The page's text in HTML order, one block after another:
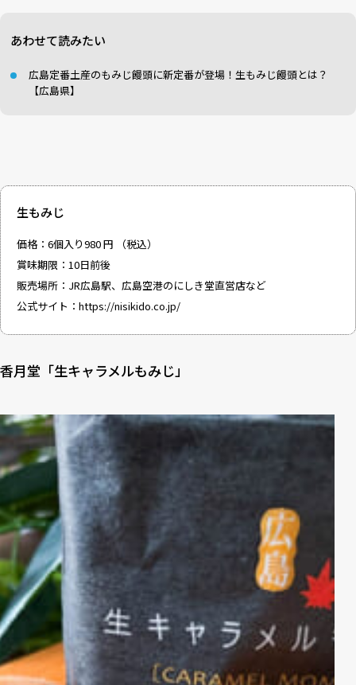
あわせて読みたい
広島定番土産のもみじ饅頭に新定番が登場！生もみじ饅頭とは？
【広島県】
生もみじ
価格：6個入り980 円 （税込）
賞味期限：10日前後
販売場所：JR広島駅、広島空港のにしき堂直営店など
公式サイト： https://nisikido.co.jp/
香月堂「生キャラメルもみじ」